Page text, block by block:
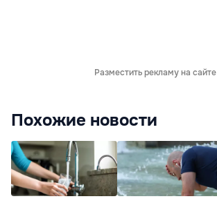
Разместить рекламу на сайте
Похожие новости